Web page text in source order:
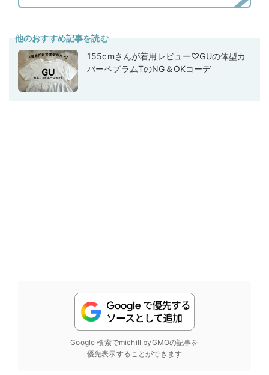
他のおすすめ記事を読む
155cmさんが着用レビュー♡GUの体型カ
バーペプラムTのNG＆OKコーデ
Google 検索でmichill byGMOの記事を
優先表示することができます